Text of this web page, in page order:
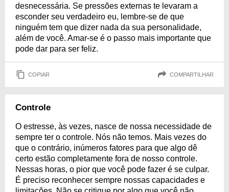
desnecessária. Se pressões externas te levaram a
esconder seu verdadeiro eu, lembre-se de que
ninguém tem que dizer nada da sua personalidade,
além de você. Amar-se é o passo mais importante que
pode dar para ser feliz.
COPIAR COMPARTILHAR
Controle
O estresse, às vezes, nasce de nossa necessidade de
sempre ter o controle. Nós não temos. Mais vezes do
que o contrário, inúmeros fatores para que algo dê
certo estão completamente fora de nosso controle.
Nessas horas, o pior que você pode fazer é se culpar.
É preciso reconhecer sempre nossas capacidades e